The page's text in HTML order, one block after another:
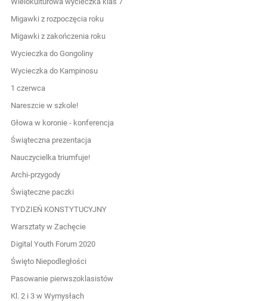
Migawki z rozpoczęcia roku
Migawki z zakończenia roku
Wycieczka do Gongoliny
Wycieczka do Kampinosu
1 czerwca
Nareszcie w szkole!
Głowa w koronie - konferencja
Świąteczna prezentacja
Nauczycielka triumfuje!
Archi-przygody
Świąteczne paczki
TYDZIEŃ KONSTYTUCYJNY
Warsztaty w Zachęcie
Digital Youth Forum 2020
Święto Niepodległości
Pasowanie pierwszoklasistów
Kl. 2 i 3 w Wymysłach